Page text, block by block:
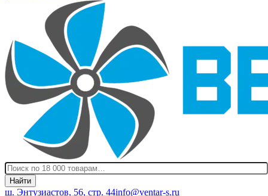
Найти
ш. Энтузиастов, 56, стр. 44info@ventar-s.ru